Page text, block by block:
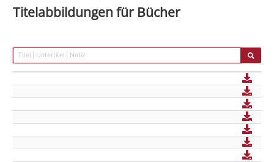
Titelabbildungen für Bücher